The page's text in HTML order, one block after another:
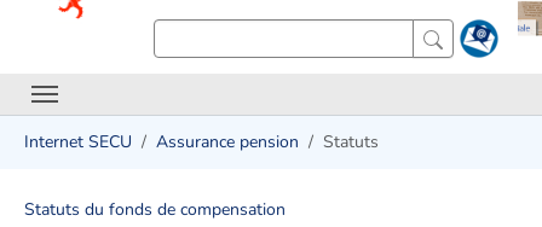
Internet SECU Assurance pension Statuts
Statuts du fonds de compensation